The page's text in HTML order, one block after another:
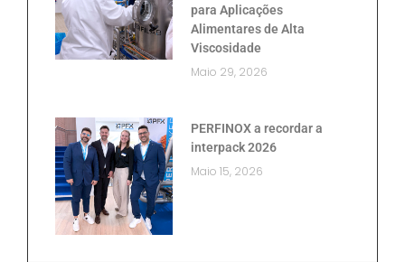
para Aplicações
Alimentares de Alta
Viscosidade
Maio 29, 2026
PERFINOX a recordar a
interpack 2026
Maio 15, 2026